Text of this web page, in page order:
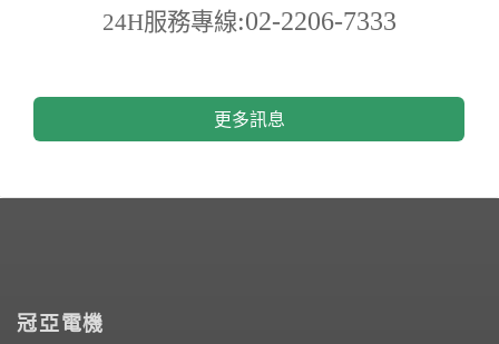
24H服務專線:02-2206-7333
更多訊息
冠亞電機